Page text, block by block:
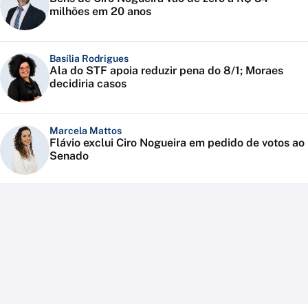
milhões em 20 anos
Basília Rodrigues
Ala do STF apoia reduzir pena do 8/1; Moraes
decidiria casos
Marcela Mattos
Flávio exclui Ciro Nogueira em pedido de votos ao
Senado